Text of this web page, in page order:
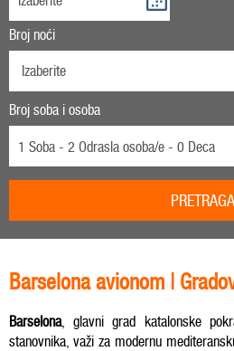
Broj noći
Broj soba i osoba
1 Soba - 2 Odrasla osoba/e - 0 Deca
PRETRAGA
Barselona avionom |
Barselona, glavni grad katalonske
stanovnika, važi za modernu